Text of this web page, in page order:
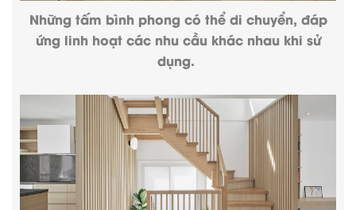
Những tấm bình phong có thể di chuyển, đáp
ứng linh hoạt các nhu cầu khác nhau khi sử
dụng.